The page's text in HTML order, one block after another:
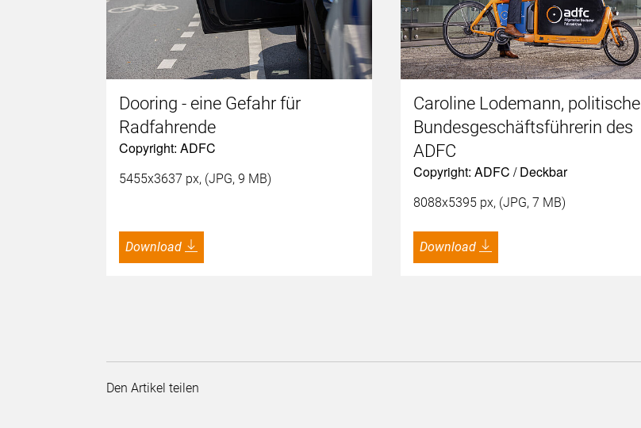
Dooring - eine Gefahr für
Radfahrende
Copyright: ADFC
5455x3637 px, (JPG, 9 MB)
Download
Caroline Lodemann, politische
Bundesgeschäftsführerin des
ADFC
Copyright: ADFC / Deckbar
8088x5395 px, (JPG, 7 MB)
Download
Den Artikel teilen